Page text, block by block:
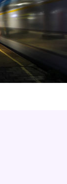
perd la vie,